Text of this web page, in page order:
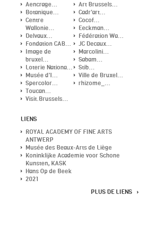
Aencrage...
Botanique...
Centre
Wallonie...
Delvaux...
Fondation CAB...
Image de
bruxel...
Loterie Nationa...
Musée d'I...
Spercolor...
Toucan...
Visit.Brussels...
Art Brussels...
Cadr'art...
Cocof...
Eeckman...
Fédération Wa...
JC Decaux...
Marcolini...
Sabam...
Stib...
Ville de Bruxel...
rhizome_...
LIENS
ROYAL ACADEMY OF FINE ARTS
ANTWERP
Musée des Beaux-Arts de Liège
Koninklijke Academie voor Schone
Kunsten, KASK
Hans Op de Beek
2021
PLUS DE LIENS